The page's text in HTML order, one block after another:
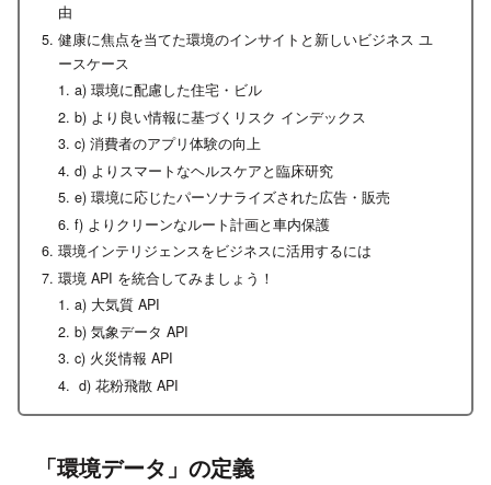
由
健康に焦点を当てた環境のインサイトと新しいビジネス ユ
ースケース
a) 環境に配慮した住宅・ビル
b) より良い情報に基づくリスク インデックス
c) 消費者のアプリ体験の向上
d) よりスマートなヘルスケアと臨床研究
e) 環境に応じたパーソナライズされた広告・販売
f) よりクリーンなルート計画と車内保護
環境インテリジェンスをビジネスに活用するには
環境 API を統合してみましょう！
a) 大気質 API
b) 気象データ API
c) 火災情報 API
d) 花粉飛散 API
「環境データ」の定義